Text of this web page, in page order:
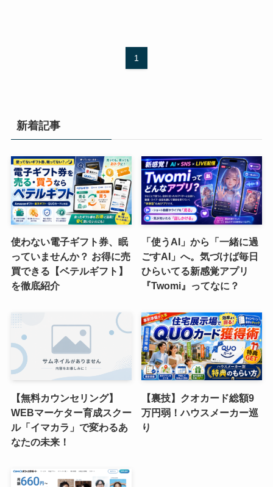
1
新着記事
使わない電子ギフト券、眠
っていませんか？ お得に売
買できる【ベテルギフト】
を徹底紹介
「使うAI」から「一緒に過
ごすAI」へ。気づけば毎日
ひらいてる新感覚アプリ
『Twomi』ってなに？
【無料カウンセリング】
WEBマーケター育成スクー
ル「イマカラ」で変わるあ
なたの未来！
【裏技】クオカード総額9
万円弱！ハウスメーカー巡
り